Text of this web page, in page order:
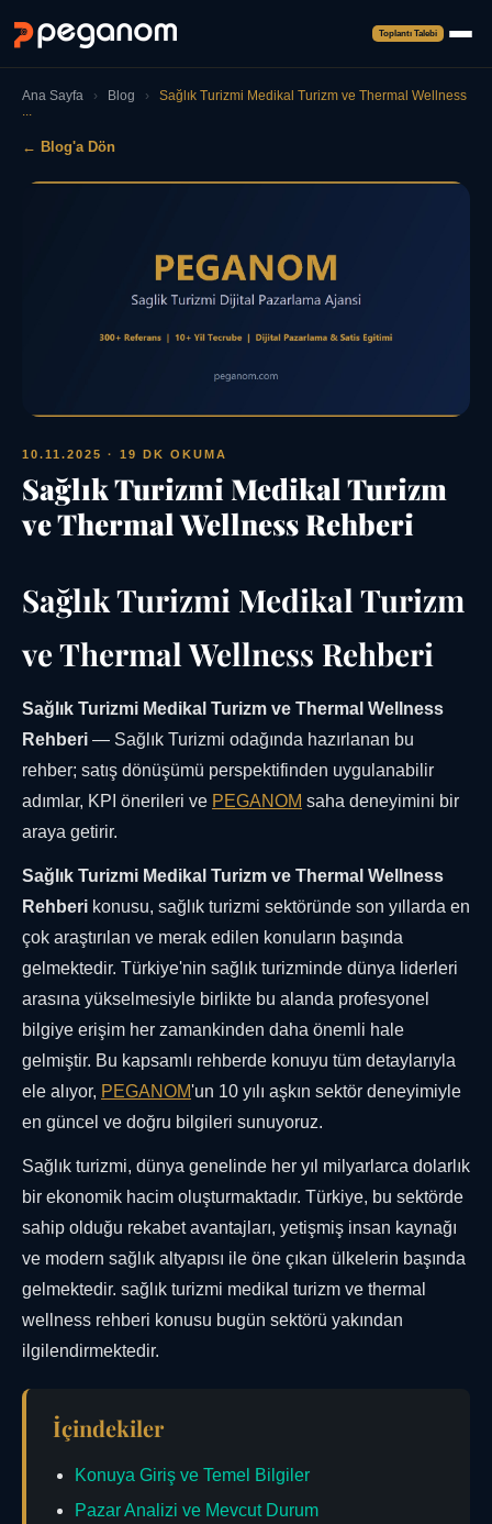
Toplantı Talebi
Ana Sayfa › Blog ›
Sağlık Turizmi Medikal Turizm ve Thermal Wellness
...
← Blog'a Dön
10.11.2025 · 19 DK OKUMA
Sağlık Turizmi Medikal Turizm
ve Thermal Wellness Rehberi
Sağlık Turizmi Medikal Turizm
ve Thermal Wellness Rehberi
Sağlık Turizmi Medikal Turizm ve Thermal Wellness
Rehberi — Sağlık Turizmi odağında hazırlanan bu
rehber; satış dönüşümü perspektifinden uygulanabilir
adımlar, KPI önerileri ve PEGANOM saha deneyimini bir
araya getirir.
Sağlık Turizmi Medikal Turizm ve Thermal Wellness
Rehberi konusu, sağlık turizmi sektöründe son yıllarda en
çok araştırılan ve merak edilen konuların başında
gelmektedir. Türkiye'nin sağlık turizminde dünya liderleri
arasına yükselmesiyle birlikte bu alanda profesyonel
bilgiye erişim her zamankinden daha önemli hale
gelmiştir. Bu kapsamlı rehberde konuyu tüm detaylarıyla
ele alıyor, PEGANOM'un 10 yılı aşkın sektör deneyimiyle
en güncel ve doğru bilgileri sunuyoruz.
Sağlık turizmi, dünya genelinde her yıl milyarlarca dolarlık
bir ekonomik hacim oluşturmaktadır. Türkiye, bu sektörde
sahip olduğu rekabet avantajları, yetişmiş insan kaynağı
ve modern sağlık altyapısı ile öne çıkan ülkelerin başında
gelmektedir. sağlık turizmi medikal turizm ve thermal
wellness rehberi konusu bugün sektörü yakından
ilgilendirmektedir.
İçindekiler
Konuya Giriş ve Temel Bilgiler
Pazar Analizi ve Mevcut Durum